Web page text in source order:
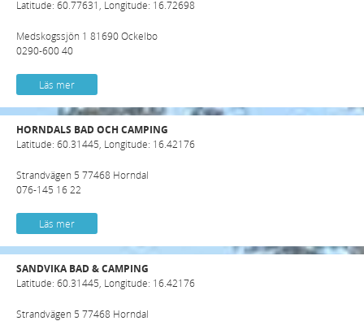
Latitude: 60.77631, Longitude: 16.72698
Medskogssjön 1 81690 Ockelbo
0290-600 40
Läs mer
HORNDALS BAD OCH CAMPING
Latitude: 60.31445, Longitude: 16.42176
Strandvägen 5 77468 Horndal
076-145 16 22
Läs mer
SANDVIKA BAD & CAMPING
Latitude: 60.31445, Longitude: 16.42176
Strandvägen 5 77468 Horndal